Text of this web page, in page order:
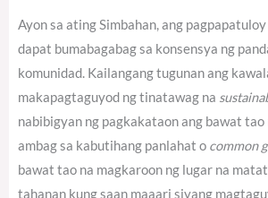
Ayon sa ating Simbahan, ang pagpapatuloy
dapat bumabagabag sa konsensya ng
komunidad. Kailangang tugunan ang
makapagtaguyod ng tinatawag na
nabibigyan ng pagkakataon ang bawat tao
ambag sa kabutihang panlahat o common
bawat tao na magkaroon ng lugar na
tahanan kung saan maaari siyang